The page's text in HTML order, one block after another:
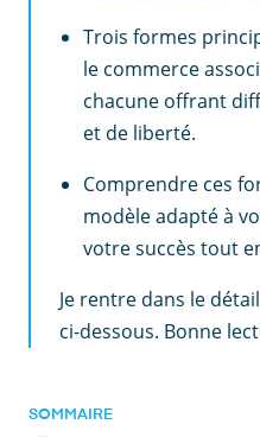
Trois formes
le commerce
chacune offrant
et de liberté.
Comprendre ces
modèle adapté à
votre succès tout
Je rentre dans le
ci-dessous. Bonne
SOMMAIRE